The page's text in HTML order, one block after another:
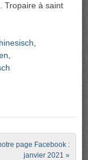
Tropaire à saint
page Facebook :
janvier 2021 »